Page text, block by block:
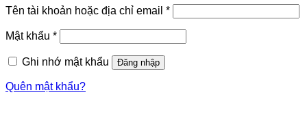
Tên tài khoản hoặc địa chỉ email *
Mật khẩu *
Ghi nhớ mật khẩu Đăng nhập
Quên mật khẩu?